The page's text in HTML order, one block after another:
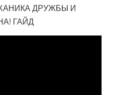
ДРУЖБЫ И
ГАЙД